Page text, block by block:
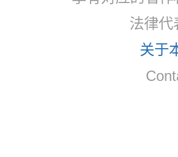
法律
关于